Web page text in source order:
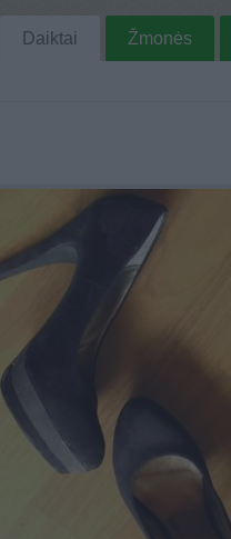
Daiktai Žmonės